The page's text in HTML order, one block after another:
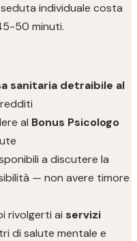
individuale costa
50 minuti.
sanitaria detraibile al
al Bonus Psicologo
a discutere la
— non avere timore
rivolgerti ai servizi
di salute mentale e